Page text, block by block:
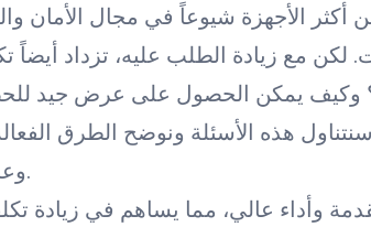
أكثر الأجهزة شيوعاً في مجال الأمان
مع زيادة الطلب عليه، تزداد أيضاً
وكيف يمكن الحصول على عرض جيد
هذه الأسئلة ونوضح الطرق
وعرض مغري لجهاز ديب سيكر.
وأداء عالي، مما يساهم في زيادة